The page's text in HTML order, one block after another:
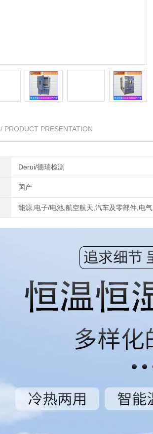
/ PRODUCT PRESENTATION
Derui/德瑞检测
国产
能源,电子/电池,航空航天,汽车及零部件,电气